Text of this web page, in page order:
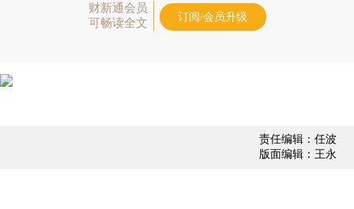
财新通会员
可畅读全文
订阅/会员升级
责任编辑：任波
版面编辑：王永